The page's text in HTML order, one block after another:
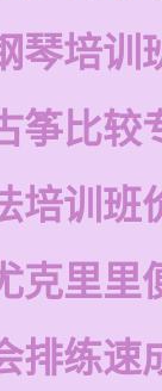
琴培训
筝比较
培训班
克里里
排练速